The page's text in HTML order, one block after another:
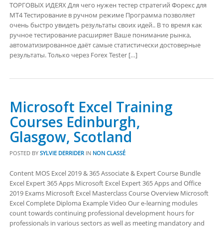
ТОРГОВЫХ ИДЕЯХ Для чего нужен тестер стратегий Форекс для
MT4 Тестирование в ручном режиме Программа позволяет
очень быстро увидеть результаты своих идей.. В то время как
ручное тестирование расширяет Ваше понимание рынка,
автоматизированное даёт самые статистически достоверные
результаты. Только через Forex Tester […]
Microsoft Excel Training
Courses Edinburgh,
Glasgow, Scotland
POSTED BY SYLVIE DERRIDER IN NON CLASSÉ
Content MOS Excel 2019 & 365 Associate & Expert Course Bundle
Excel Expert 365 Apps Microsoft Excel Expert 365 Apps and Office
2019 Exams Microsoft Excel Masterclass Course Overview Microsoft
Excel Complete Diploma Example Video Our e-learning modules
count towards continuing professional development hours for
professionals in various sectors as well as meeting mandatory and